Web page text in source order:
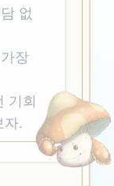
없
장
기회
자.